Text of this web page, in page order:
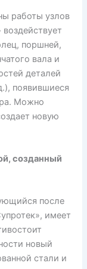
работы узлов
поршней,
вала и
деталей
появившиеся
Можно
новую
созданный
после
имеет
новый
стали и